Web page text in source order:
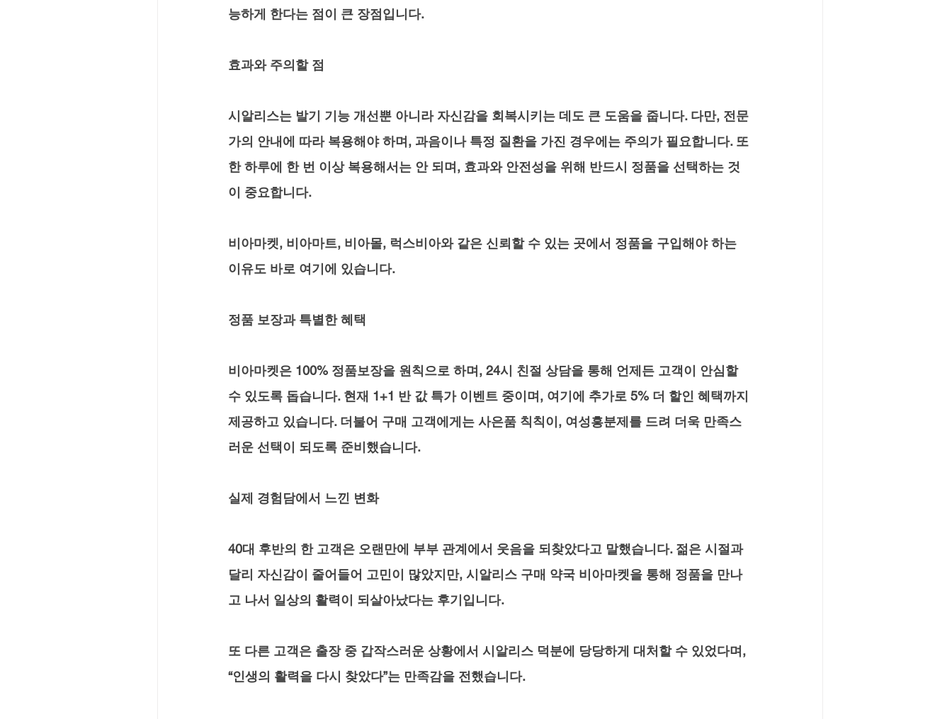
능하게 한다는 점이 큰 장점입니다.
효과와 주의할 점
시알리스는 발기 기능 개선뿐 아니라 자신감을 회복시키는 데도 큰 도움을 줍니다. 다만, 전문
가의 안내에 따라 복용해야 하며, 과음이나 특정 질환을 가진 경우에는 주의가 필요합니다. 또
한 하루에 한 번 이상 복용해서는 안 되며, 효과와 안전성을 위해 반드시 정품을 선택하는 것
이 중요합니다.
비아마켓, 비아마트, 비아몰, 럭스비아와 같은 신뢰할 수 있는 곳에서 정품을 구입해야 하는
이유도 바로 여기에 있습니다.
정품 보장과 특별한 혜택
비아마켓은 100% 정품보장을 원칙으로 하며, 24시 친절 상담을 통해 언제든 고객이 안심할
수 있도록 돕습니다. 현재 1+1 반 값 특가 이벤트 중이며, 여기에 추가로 5% 더 할인 혜택까지
제공하고 있습니다. 더불어 구매 고객에게는 사은품 칙칙이, 여성흥분제를 드려 더욱 만족스
러운 선택이 되도록 준비했습니다.
실제 경험담에서 느낀 변화
40대 후반의 한 고객은 오랜만에 부부 관계에서 웃음을 되찾았다고 말했습니다. 젊은 시절과
달리 자신감이 줄어들어 고민이 많았지만, 시알리스 구매 약국 비아마켓을 통해 정품을 만나
고 나서 일상의 활력이 되살아났다는 후기입니다.
또 다른 고객은 출장 중 갑작스러운 상황에서 시알리스 덕분에 당당하게 대처할 수 있었다며,
“인생의 활력을 다시 찾았다”는 만족감을 전했습니다.